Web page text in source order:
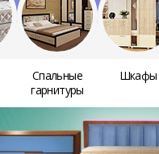
Спальные
гарнитуры
Шкафы